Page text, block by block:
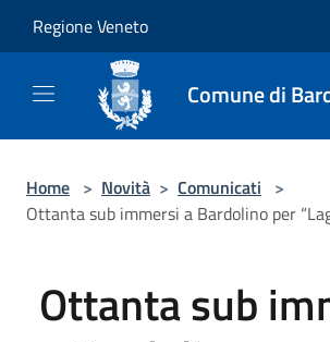
Regione Veneto
Comune di
Home > Novità > Comunicati >
Ottanta sub immersi a Bardolino per
Ottanta sub